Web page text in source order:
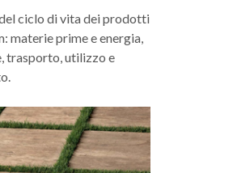
ciclo di vita dei prodotti
materie prime e energia,
trasporto, utilizzo e